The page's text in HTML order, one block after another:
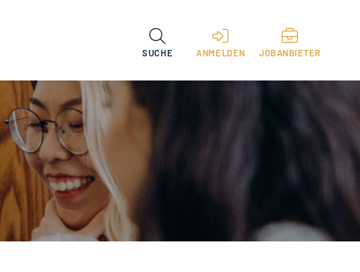
SUCHE ANMELDEN JOBANBIETER